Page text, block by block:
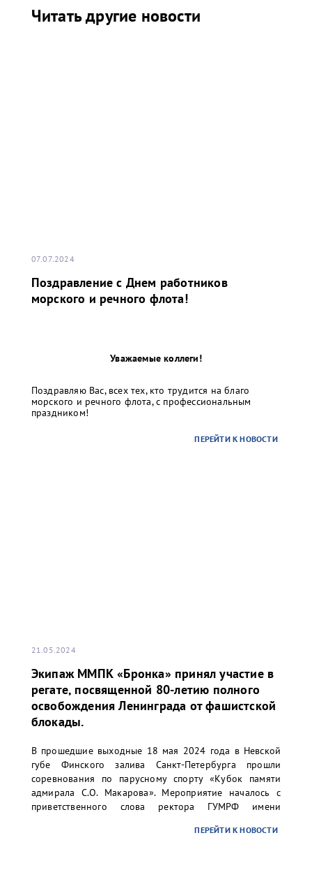
Читать другие новости
07.07.2024
Поздравление с Днем работников
морского и речного флота!
Уважаемые коллеги!
Поздравляю Вас, всех тех, кто трудится на благо
морского и речного флота, с профессиональным
праздником!
ПЕРЕЙТИ К НОВОСТИ
21.05.2024
Экипаж ММПК «Бронка» принял участие в
регате, посвященной 80-летию полного
освобождения Ленинграда от фашистской
блокады.
В прошедшие выходные 18 мая 2024 года в Невской
губе Финского залива Санкт-Петербурга прошли
соревнования по парусному спорту «Кубок памяти
адмирала С.О. Макарова». Мероприятие началось с
приветственного слова ректора ГУМРФ имени
Олеговича. Торжественное открытие сопровождалось
ПЕРЕЙТИ К НОВОСТИ